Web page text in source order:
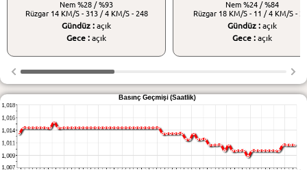
Nem %28 / %93
Rüzgar 14 KM/S - 313 / 4 KM/S - 248
Gündüz : açık
Gece : açık
Nem %24 / %84
Rüzgar 18 KM/S - 11 / 4 KM/S -
Gündüz : açık
Gece : açık